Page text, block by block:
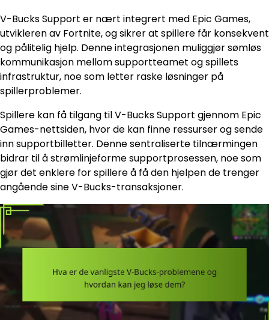
V-Bucks Support er nært integrert med Epic Games,
utvikleren av Fortnite, og sikrer at spillere får konsekvent
og pålitelig hjelp. Denne integrasjonen muliggjør sømløs
kommunikasjon mellom supportteamet og spillets
infrastruktur, noe som letter raske løsninger på
spillerproblemer.
Spillere kan få tilgang til V-Bucks Support gjennom Epic
Games-nettsiden, hvor de kan finne ressurser og sende
inn supportbilletter. Denne sentraliserte tilnærmingen
bidrar til å strømlinjeforme supportprosessen, noe som
gjør det enklere for spillere å få den hjelpen de trenger
angående sine V-Bucks-transaksjoner.